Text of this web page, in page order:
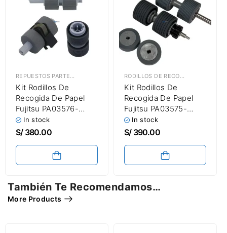
REPUESTOS PARTES & PIEZAS RODILLOS DE RECOGIDA DE PAPEL DE
Kit Rodillos De
Recogida De Papel
Fujitsu PA03576-
K010/PA03338-K011
Fujitsu FI-5650C / FI-
6750S / FI-6770 Roller
Kit Paper Pickup
In stock
S/380.00
RODILLOS DE RECOGIDA DE PAPEL DE IMPRESORAS Y ESCÁNERES
Kit Rodillos De
Recogida De Papel
Fujitsu PA03575-
K011/PA03575-
K012/PA03575-K013
FI-7800 / FI-7900
Roller Kit Paper
In stock
S/390.00
También Te Recomendamos…
More Products